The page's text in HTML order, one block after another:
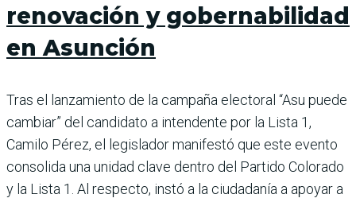
renovación y gobernabilidad
en Asunción
Tras el lanzamiento de la campaña electoral “Asu puede
cambiar” del candidato a intendente por la Lista 1,
Camilo Pérez, el legislador manifestó que este evento
consolida una unidad clave dentro del Partido Colorado
y la Lista 1. Al respecto, instó a la ciudadanía a apoyar a